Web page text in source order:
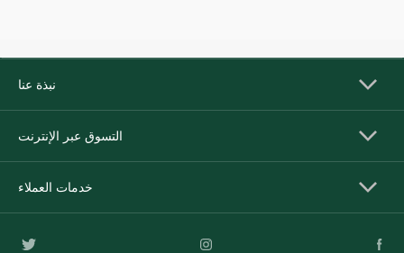
نبذة عنا
التسوق عبر الإنترنت
خدمات العملاء